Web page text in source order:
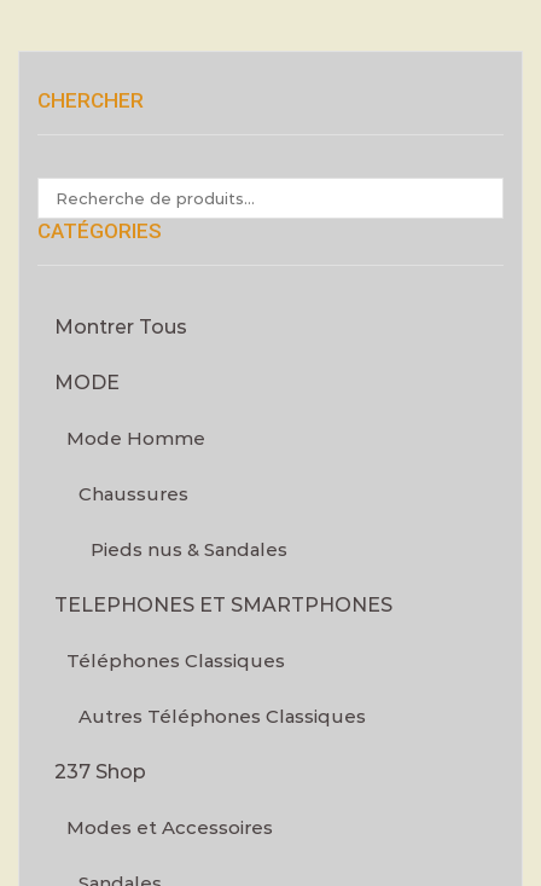
CHERCHER
CATÉGORIES
Montrer Tous
MODE
Mode Homme
Chaussures
Pieds nus & Sandales
TELEPHONES ET SMARTPHONES
Téléphones Classiques
Autres Téléphones Classiques
237 Shop
Modes et Accessoires